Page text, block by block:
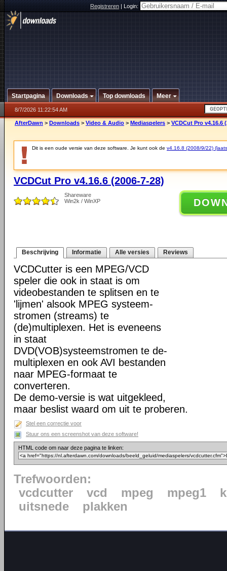
Registreren|Login:
Startpagina Downloads Top downloads Meer
8/7/2026 11:22:54 AM
AfterDawn > Downloads > Video & Audio > Mediaspelers > VCDCut Pro v4.16.6
Dit is een oude versie van deze software. Je kunt ook de v4.16.8 (2008/9/22)
VCDCut Pro v4.16.6 (2006-7-28)
Shareware
Win2k / WinXP
Beschrijving Informatie Alle versies Reviews
VCDCutter is een MPEG/VCD
speler die ook in staat is om
videobestanden te splitsen en te
'lijmen' alsook MPEG systeem-
stromen (streams) te
(de)multiplexen. Het is eveneens
in staat
DVD(VOB)systeemstromen te de-
multiplexen en ook AVI bestanden
naar MPEG-formaat te
converteren.
De demo-versie is wat uitgekleed,
maar beslist waard om uit te proberen.
Stel een correctie voor
Stuur ons een screenshot van deze software!
HTML code om naar deze pagina te linken:
Trefwoorden:
vcdcutter
vcd mpeg mpeg1
uitsnede
plakken